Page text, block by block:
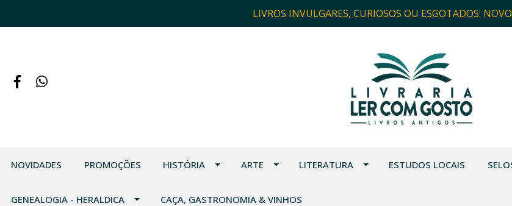
LIVROS INVULGARES, CURIOSOS OU ESGOTADOS:
NOVIDADES PROMOÇÕES HISTÓRIA ARTE LITERATURA ESTUDOS LOCAIS
GENEALOGIA - HERALDICA CAÇA, GASTRONOMIA & VINHOS